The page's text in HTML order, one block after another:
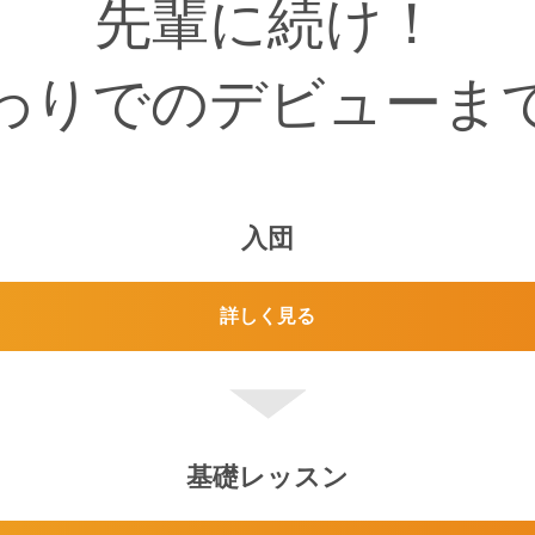
先輩に続け！
りでのデビューま
入団
詳しく見る
基礎レッスン